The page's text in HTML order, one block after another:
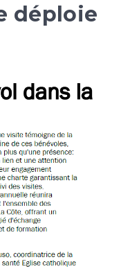
déploie